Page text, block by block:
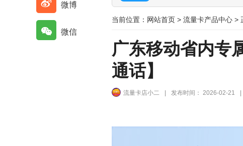
当前位置： 网站首页 > 流量卡产品中心 >
广东移动省内专
通话】
流量卡店小二 发布时间： 2026-02-21
微博
微信